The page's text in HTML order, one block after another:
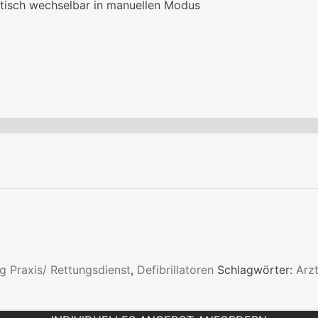
wechselbar in manuellen Modus
Praxis/ Rettungsdienst, Defibrillatoren Schlagwörter: